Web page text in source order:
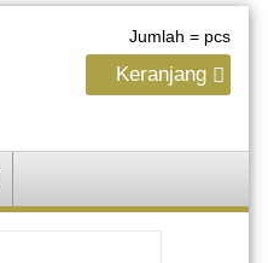
Jumlah = pcs
Keranjang